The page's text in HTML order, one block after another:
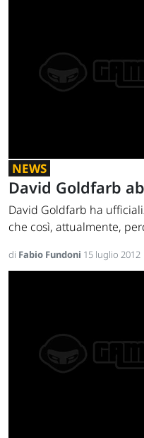
NEWS
David Goldfarb
David Goldfarb ha
che così, attualmente,
di Fabio Fundoni 15 luglio 2012